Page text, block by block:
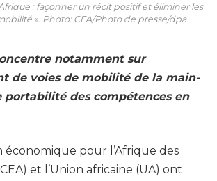
: façonner un récit positif et éliminer les
». Photo: CEA/Photo de presse/dpa
notamment sur
de voies de mobilité de la main-
portabilité des compétences en
économique pour l’Afrique des
et l’Union africaine (UA) ont